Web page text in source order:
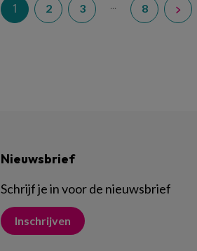
1 2 3 ... 8
Nieuwsbrief
Schrijf je in voor de nieuwsbrief
Inschrijven